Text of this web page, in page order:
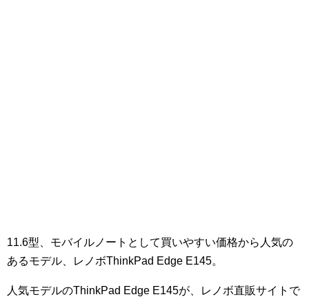
11.6型、モバイルノートとして買いやすい価格から人気の
あるモデル、レノボThinkPad Edge E145。
人気モデルのThinkPad Edge E145が、レノボ直販サイトで